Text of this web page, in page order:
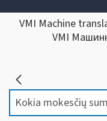
VMI Machine
VMI